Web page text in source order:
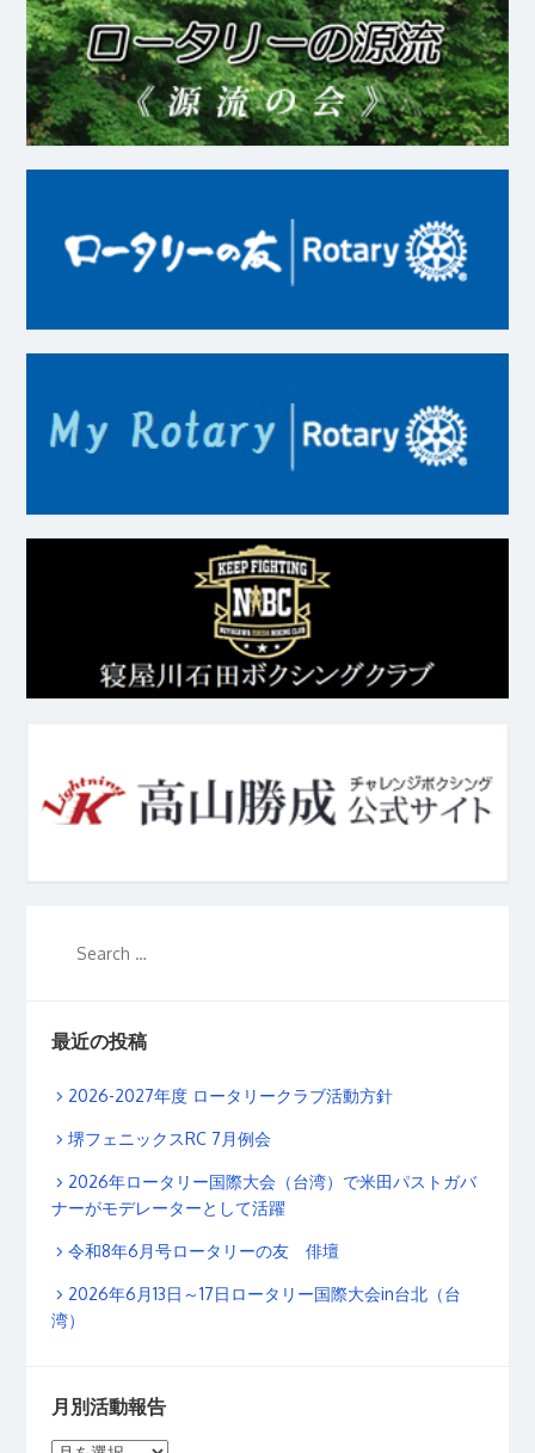
最近の投稿
2026-2027年度 ロータリークラブ活動方針
堺フェニックスRC 7月例会
2026年ロータリー国際大会（台湾）で米田パストガバ
ナーがモデレーターとして活躍
令和8年6月号ロータリーの友 俳壇
2026年6月13日～17日ロータリー国際大会in台北（台
湾）
月別活動報告